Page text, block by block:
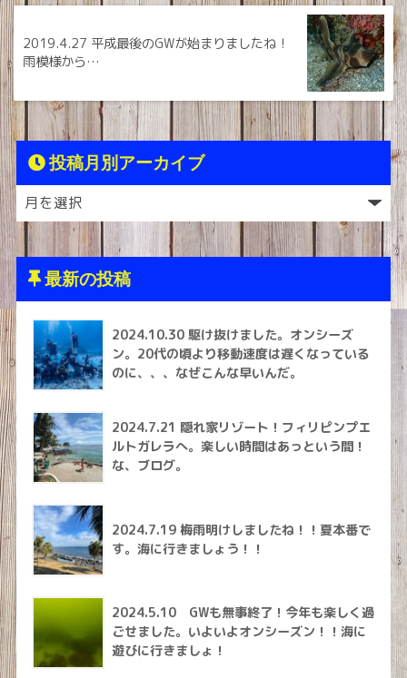
2019.4.27 平成最後のGWが始まりましたね！
雨模様から…
投稿月別アーカイブ
最新の投稿
2024.10.30 駆け抜けました。オンシーズ
ン。20代の頃より移動速度は遅くなっている
のに、、、なぜこんな早いんだ。
2024.7.21 隠れ家リゾート！フィリピンプエ
ルトガレラへ。楽しい時間はあっという間！
な、ブログ。
2024.7.19 梅雨明けしましたね！！夏本番で
す。海に行きましょう！！
2024.5.10 GWも無事終了！今年も楽しく過
ごせました。いよいよオンシーズン！！海に
遊びに行きましょ！